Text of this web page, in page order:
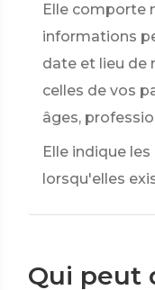
Elle comporte
informations
date et lieu de
celles de vos
âges,
Elle indique les
lorsqu'elles
Qui peut